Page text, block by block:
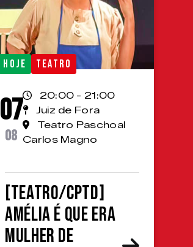
HOJE TEATRO
07
08
20:00 - 21:00
Juiz de Fora
Teatro Paschoal
Carlos Magno
[TEATRO/CPTD]
Amélia é que era
mulher de